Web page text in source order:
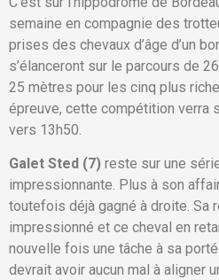
semaine en compagnie des
prises des chevaux d’âge d’un
s’élanceront sur le parcours de
25 mètres pour les cinq plus
épreuve, cette compétition verra
vers 13h50.
Galet Sted (7) reste sur une
impressionnante. Plus à son
toutefois déjà gagné à droite. Sa
impressionné et ce cheval en
nouvelle fois une tâche à sa
devrait avoir aucun mal à aligner